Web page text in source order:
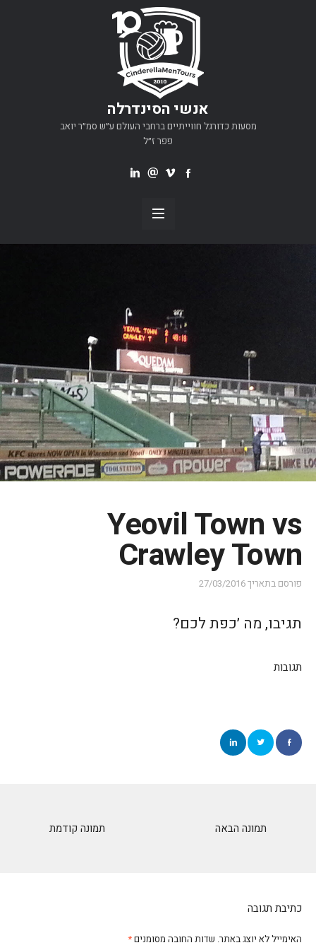
אנשי הסינדרלה
מסעות כדורגל חווייתיים ברחבי העולם ע״ש סמ״ר יואב
פפר ז״ל
Yeovil Town vs
Crawley Town
פורסם בתאריך27/03/2016
תגיבו, מה ׳כפת לכם?
תגובות
תמונה קודמת תמונה הבאה
כתיבת תגובה
האימייל לא יוצג באתר. שדות החובה מסומנים*